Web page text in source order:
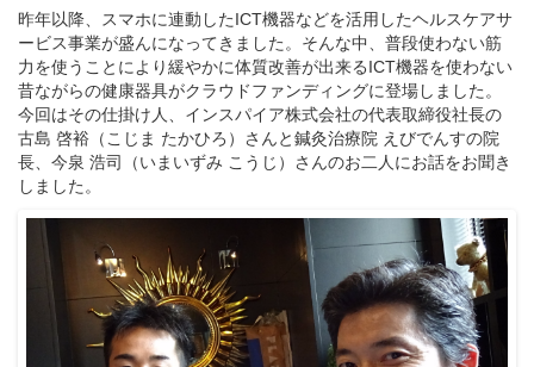
昨年以降、スマホに連動したICT機器などを活用したヘルスケアサ
ービス事業が盛んになってきました。そんな中、普段使わない筋
力を使うことにより緩やかに体質改善が出来るICT機器を使わない
昔ながらの健康器具がクラウドファンディングに登場しました。
今回はその仕掛け人、インスパイア株式会社の代表取締役社長の
古島 啓裕（こじま たかひろ）さんと鍼灸治療院 えびでんすの院
長、今泉 浩司（いまいずみ こうじ）さんのお二人にお話をお聞き
しました。